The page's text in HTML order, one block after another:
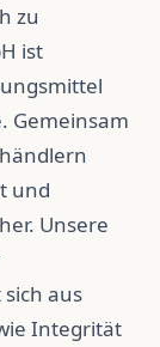
zu
ist
Gemeinsam
und
Unsere
aus
Integrität